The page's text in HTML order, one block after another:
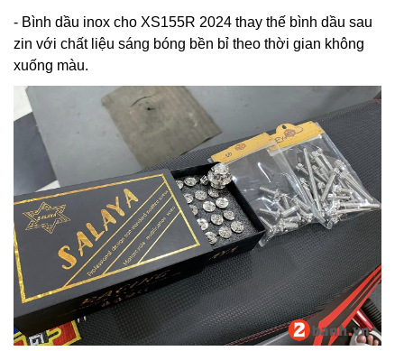
- Bình dầu inox cho XS155R 2024 thay thế bình dầu sau
zin với chất liệu sáng bóng bền bỉ theo thời gian không
xuống màu.